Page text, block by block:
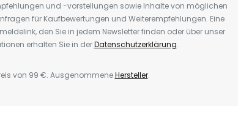
und -vorstellungen sowie Inhalte von möglichen
für Kaufbewertungen und Weiterempfehlungen. Eine
den Sie in jedem Newsletter finden oder über unser
erhalten Sie in derDatenschutzerklärung.
von 99 €. AusgenommeneHersteller.